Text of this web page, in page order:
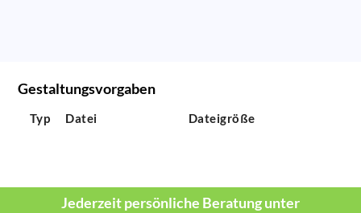
Gestaltungsvorgaben
Typ Datei Dateigröße
Jederzeit persönliche Beratung unter